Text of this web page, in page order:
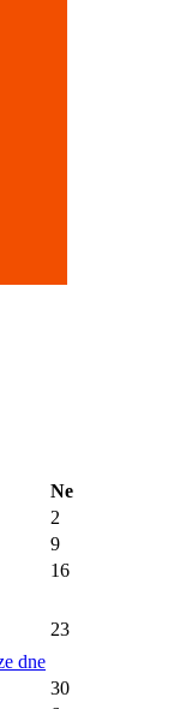
Ne
2
9
16
dne
23
30